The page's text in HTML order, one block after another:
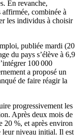
En revanche,
combinée à
les individus à choisir
publiée mardi (20
du pays s’élève à 6,9
100 000
a proposé un
de faire réagir la
progressivement les
Après deux mois de
20 %, et après environ
leur niveau initial. Il est